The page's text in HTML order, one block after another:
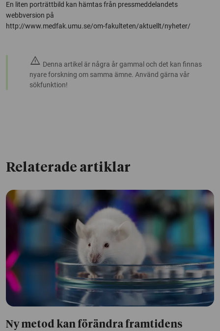
En liten porträttbild kan hämtas från pressmeddelandets
webbversion på
http://www.medfak.umu.se/om-fakulteten/aktuellt/nyheter/
warning Denna artikel är några år gammal och det kan finnas
nyare forskning om samma ämne. Använd gärna vår
sökfunktion!
Relaterade artiklar
Ny metod kan förändra framtidens